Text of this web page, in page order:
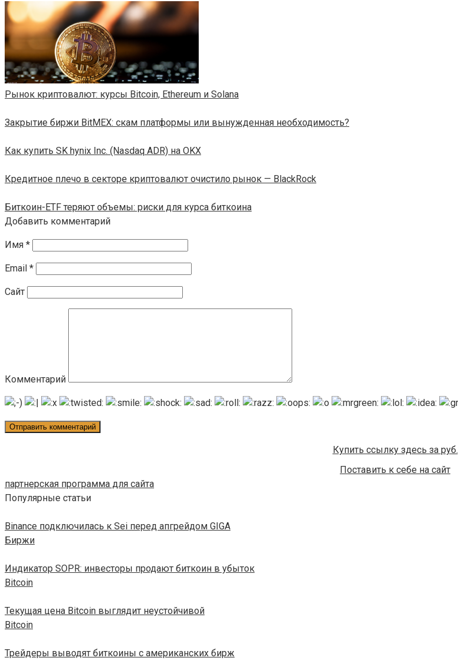
Рынок криптовалют: курсы Bitcoin, Ethereum и Solana
Закрытие биржи BitMEX: скам платформы или вынужденная необходимость?
Как купить SK hynix Inc. (Nasdaq ADR) на OKX
Кредитное плечо в секторе криптовалют очистило рынок — BlackRock
Биткоин-ETF теряют объемы: риски для курса биткоина
Добавить комментарий
Имя *
Email *
Сайт
Комментарий
Купить ссылку здесь за руб.
Поставить к себе на сайт
партнерская программа для сайта
Популярные статьи
Binance подключилась к Sei перед апгрейдом GIGA
Биржи
Индикатор SOPR: инвесторы продают биткоин в убыток
Bitcoin
Текущая цена Bitcoin выглядит неустойчивой
Bitcoin
Трейдеры выводят биткоины с американских бирж